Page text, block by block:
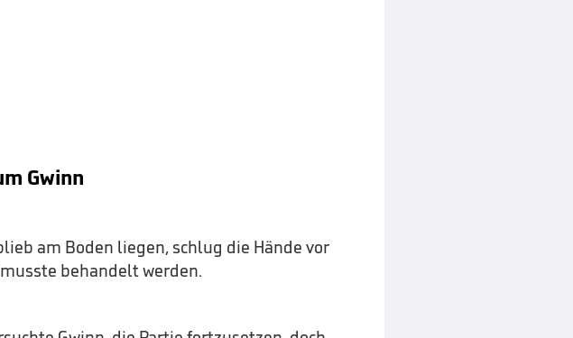
Gwinn
am Boden liegen, schlug die Hände vor
behandelt werden.